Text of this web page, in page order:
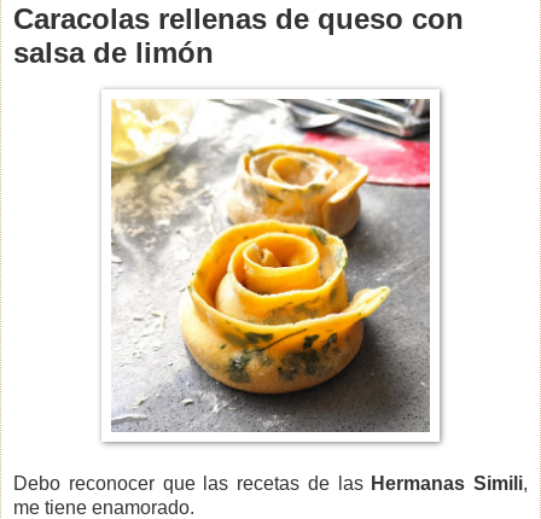
Caracolas rellenas de queso con
salsa de limón
Debo reconocer que las recetas de las Hermanas Simili,
me tiene enamorado.